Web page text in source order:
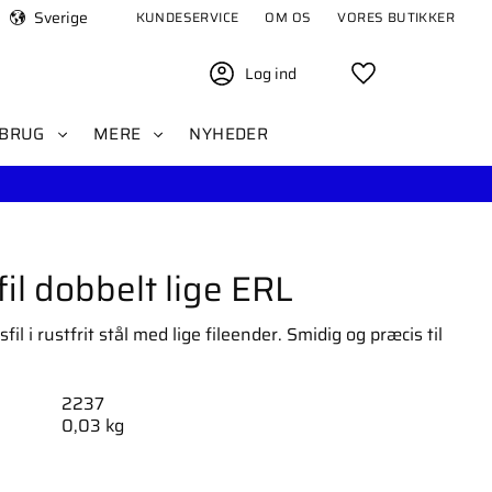
Sverige KUNDESERVICE OM OS VORES BUTIKKER
Log ind
MERE NYHEDER
dobbelt lige ERL
i rustfrit stål med lige fileender. Smidig og præcis til
2237
0,03 kg